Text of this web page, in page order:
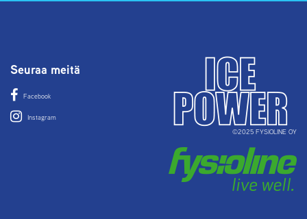
Seuraa meitä
Facebook
Instagram
©2025 FYSIOLINE OY